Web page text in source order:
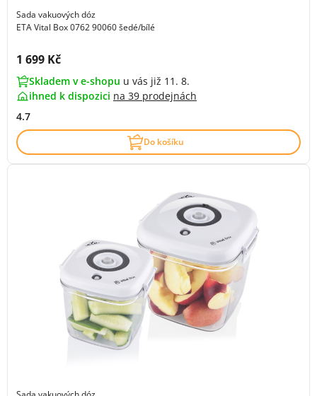
Sada vakuových dóz
ETA Vital Box 0762 90060 šedé/bílé
Cena s DPH:
1 699 Kč
Skladem v e-shopu u vás již 11. 8.
ihned k dispozici na 39 prodejnách
4.7
Do košíku